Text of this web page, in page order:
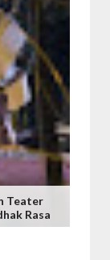
Teater
Rasa